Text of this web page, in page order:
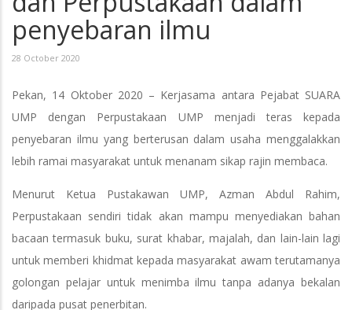
penyebaran ilmu
28 October 2020
Pekan, 14 Oktober 2020 – Kerjasama antara Pejabat SUARA
UMP dengan Perpustakaan UMP menjadi teras kepada
penyebaran ilmu yang berterusan dalam usaha menggalakkan
lebih ramai masyarakat untuk menanam sikap rajin membaca.
Menurut Ketua Pustakawan UMP, Azman Abdul Rahim,
Perpustakaan sendiri tidak akan mampu menyediakan bahan
bacaan termasuk buku, surat khabar, majalah, dan lain-lain lagi
untuk memberi khidmat kepada masyarakat awam terutamanya
golongan pelajar untuk menimba ilmu tanpa adanya bekalan
daripada pusat penerbitan.